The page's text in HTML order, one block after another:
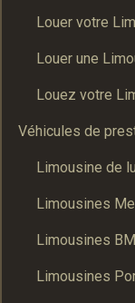
Louer votre
Louer une
Louez votre
Véhicules de
Limousine de
Limousines
Limousines
Limousines